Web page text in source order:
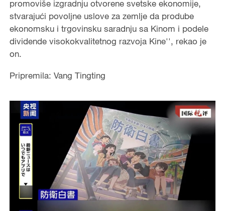
promoviše izgradnju otvorene svetske ekonomije,
stvarajući povoljne uslove za zemlje da prodube
ekonomsku i trgovinsku saradnju sa Kinom i podele
dividende visokokvalitetnog razvoja Kine'', rekao je
on.
Pripremila: Vang Tingting